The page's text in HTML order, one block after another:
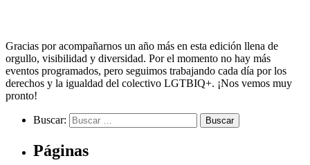
Gracias por acompañarnos un año más en esta edición llena de
orgullo, visibilidad y diversidad. Por el momento no hay más
eventos programados, pero seguimos trabajando cada día por los
derechos y la igualdad del colectivo LGTBIQ+. ¡Nos vemos muy
pronto!
Buscar:
Páginas